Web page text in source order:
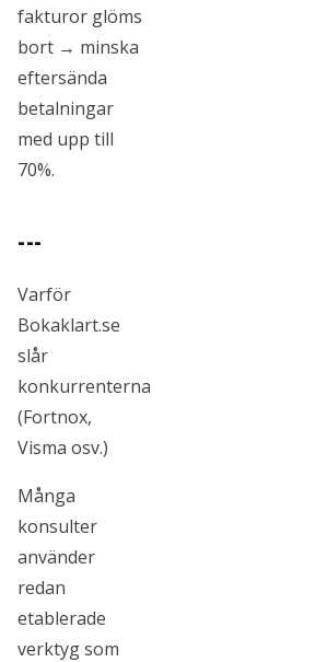
fakturor glöms
bort → minska
eftersända
betalningar
med upp till
70%.
---
Varför
Bokaklart.se
slår
konkurrenterna
(Fortnox,
Visma osv.)
Många
konsulter
använder
redan
etablerade
verktyg som